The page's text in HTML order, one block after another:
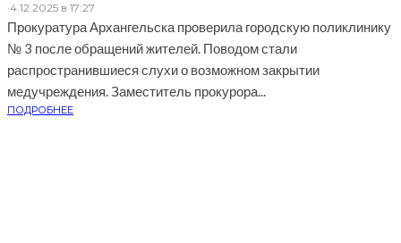
·4.12.2025 в 17:27
Прокуратура Архангельска проверила городскую поликлинику
№ 3 после обращений жителей. Поводом стали
распространившиеся слухи о возможном закрытии
медучреждения. Заместитель прокурора...
ПОДРОБНЕЕ